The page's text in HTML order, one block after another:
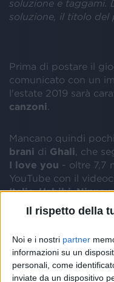
Il rispetto della
Noi e i nostri partner
informazioni su un
personali, come
inviate da un dispositivo
soluzione e taggami.
soluzione, il titolo del
Prima di postare il
comunicato con un
l'estate 2019 sarà
canzoni
Mancano quindi
brani di Ghali , che
I love you - oltre 7,7
YouTube con il
Italia,Habibi,Ninna
del cast di RADIO
2019 al Foro Italico di